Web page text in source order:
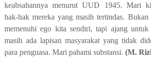
keabsahannya menurutUUD 1945. Mari
hak-hak mereka yang masih tertindas.
memenuhi ego kita sendiri, tapi ajang untuk
masih ada lapisan masyarakat yang tidak
para penguasa. Mari pahami substansi. (M.